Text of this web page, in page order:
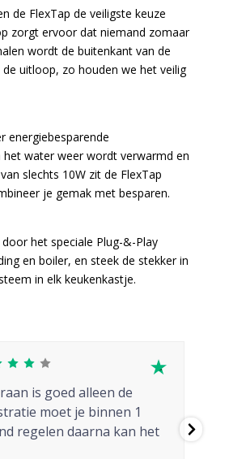
de FlexTap de veiligste keuze
zorgt ervoor dat niemand zomaar
wordt de buitenkant van de
uitloop, zo houden we het veilig
energiebesparende
water weer wordt verwarmd en
slechts 10W zit de FlexTap
je gemak met besparen.
het speciale Plug-&-Play
en boiler, en steek de stekker in
in elk keukenkastje.
is goed alleen de
moet je binnen 1
regelen daarna kan het